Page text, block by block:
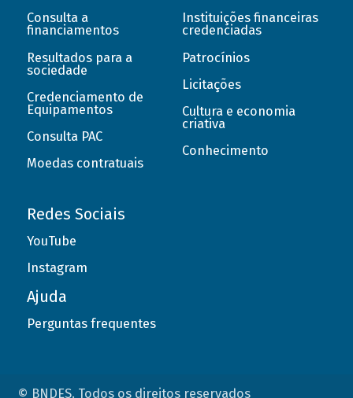
Consulta a
financiamentos
Resultados para a
sociedade
Credenciamento de
Equipamentos
Consulta PAC
Moedas contratuais
Instituições financeiras
credenciadas
Patrocínios
Licitações
Cultura e economia
criativa
Conhecimento
Redes Sociais
YouTube
Instagram
Ajuda
Perguntas frequentes
© BNDES. Todos os direitos reservados